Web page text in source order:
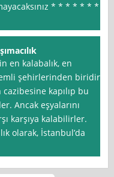
* * * * * * *
en kalabalık, en
şehirlerinden biridir.
kapılıp bu
Ancak eşyalarını
karşıya kalabilirler.
olarak, İstanbul’da